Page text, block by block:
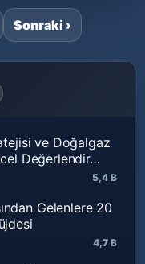
Sonraki ›
ve Doğalgaz
Değerlendir…
5,4 B
Gelenlere 20
4,7 B